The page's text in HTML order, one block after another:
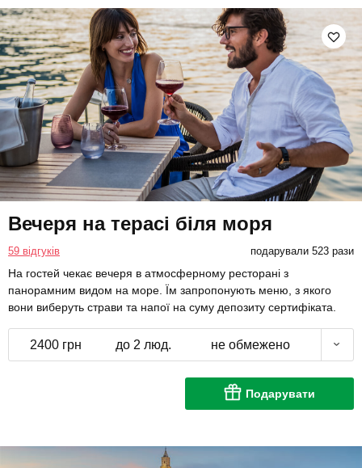
Вечеря на терасі біля моря
59 відгуків подарували 523 рази
На гостей чекає вечеря в атмосферному ресторані з
панорамним видом на море. Їм запропонують меню, з якого
вони виберуть страви та напої на суму депозиту сертифіката.
2400 грн до 2 люд. не обмежено
Подарувати